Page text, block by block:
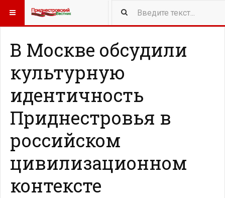
418 NEW ARTICLES
В Москве обсудили
культурную
идентичность
Приднестровья в
российском
цивилизационном
контексте